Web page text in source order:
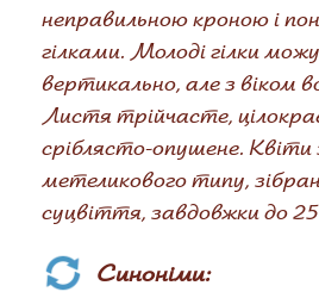
неправильною кроною і
гілками. Молоді гілки
вертикально, але з віком
Листя трійчасте,
сріблясто-опушене.
метеликового типу,
суцвіття, завдовжки до
Синоніми: